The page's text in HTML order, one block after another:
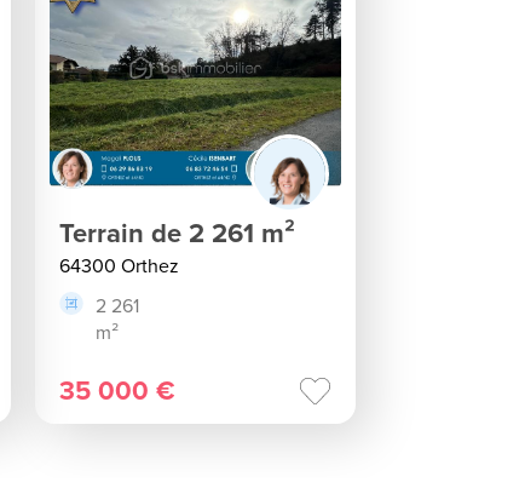
Terrain de 2 261 m²
64300 Orthez
2 261
m²
35 000 €